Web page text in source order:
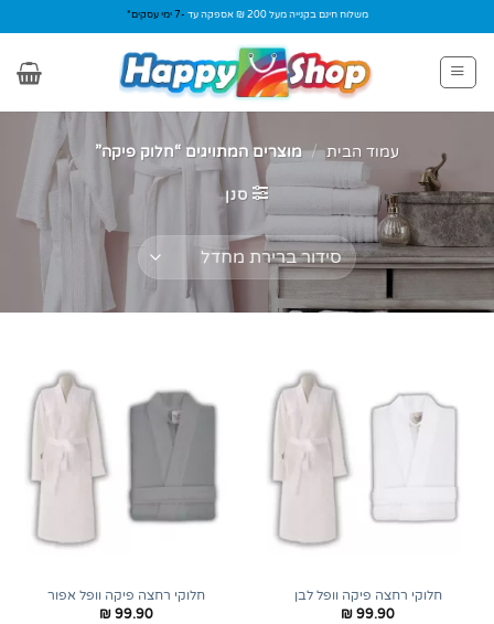
to
content
משלוח חינם בקנייה מעל 200 ₪ אספקה עד -7 ימי עסקים*
עמוד הבית / מוצרים המתויגים “חלוק פיקה”
סנן
חלוקי רחצה פיקה וופל לבן
₪ 99.90
חלוקי רחצה פיקה וופל אפור
₪ 99.90